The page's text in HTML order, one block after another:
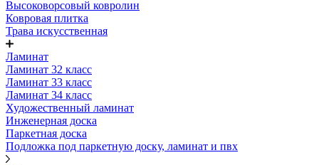
Высоковорсовый ковролин
Ковровая плитка
Трава искусственная
Ламинат
Ламинат 32 класс
Ламинат 33 класс
Ламинат 34 класс
Художественный ламинат
Инженерная доска
Паркетная доска
Подложка под паркетную доску, ламинат и пвх